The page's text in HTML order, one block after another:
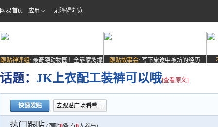
网易首页 应用 无障碍浏览
跟贴神评组: 最奇葩动物园！全靠家禽撑
场子
跟贴故事会: 写下旅途中被坑的经历
话题： JK上衣配工装裤可以哦[查看原文]
快速发贴 去跟贴广场看看
热门跟贴